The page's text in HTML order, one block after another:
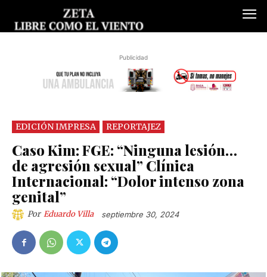
Publicidad
EDICIÓN IMPRESA REPORTAJEZ
Caso Kim: FGE: “Ninguna lesión…
de agresión sexual” Clínica
Internacional: “Dolor intenso zona
genital”
Por Eduardo Villa septiembre 30, 2024